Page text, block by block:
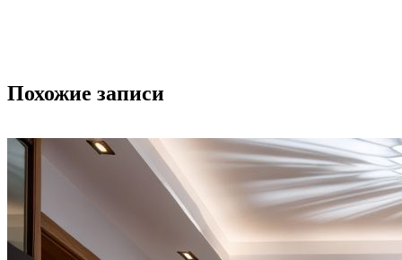
Похожие записи